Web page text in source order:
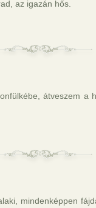
az igazán hős.
átveszem a
mindenképpen